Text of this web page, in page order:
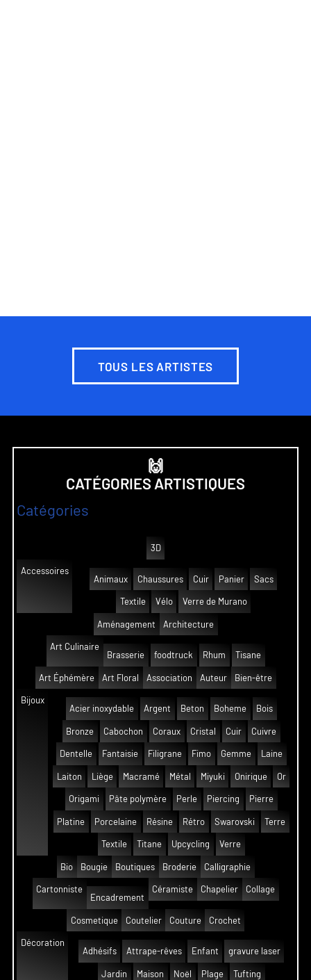
TOUS LES ARTISTES
🙌
CATÉGORIES ARTISTIQUES
Catégories
3D
Accessoires
Animaux
Chaussures Cuir Panier Sacs
Textile Vélo Verre de Murano
Aménagement Architecture
Art Culinaire
Brasserie
foodtruck Rhum Tisane
Art Éphémère Art Floral Association Auteur Bien-être
Bijoux
Acier inoxydable
Argent Beton Boheme Bois
Bronze Cabochon Coraux Cristal Cuir Cuivre
Dentelle Fantaisie Filigrane Fimo Gemme Laine
Laiton Liège Macramé Métal Miyuki Onirique Or
Origami Pâte polymère Perle Piercing Pierre
Platine Porcelaine Résine Rétro Swarovski Terre
Textile Titane Upcycling Verre
Bio Bougie Boutiques Broderie Calligraphie
Cartonniste
Encadrement
Céramiste Chapelier Collage
Cosmetique Coutelier Couture Crochet
Décoration
Adhésifs
Attrape-rêves Enfant gravure laser
Jardin Maison Noël Plage Tufting